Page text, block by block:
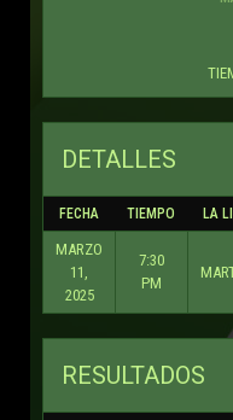
DETALLES
FECHA TIEMPO LA
MARZO
11,
2025
7:30
PM
RESULTADOS